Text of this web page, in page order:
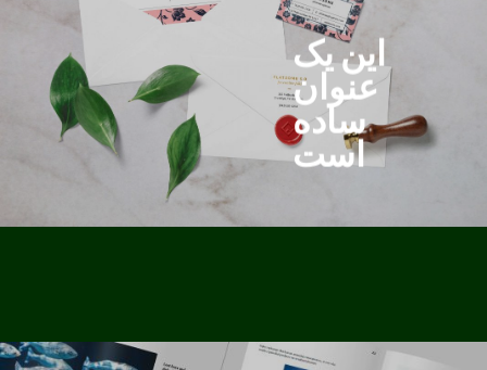
این یک
عنوان
ساده
است